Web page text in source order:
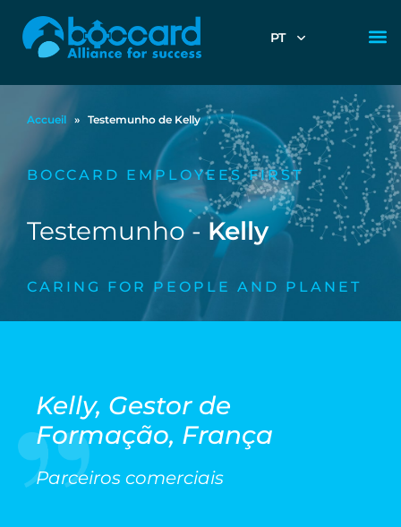
PT
Accueil » Testemunho de Kelly
BOCCARD EMPLOYEES FIRST
Testemunho - Kelly
CARING FOR PEOPLE AND PLANET
Kelly, Gestor de
Formação, França
Parceiros comerciais